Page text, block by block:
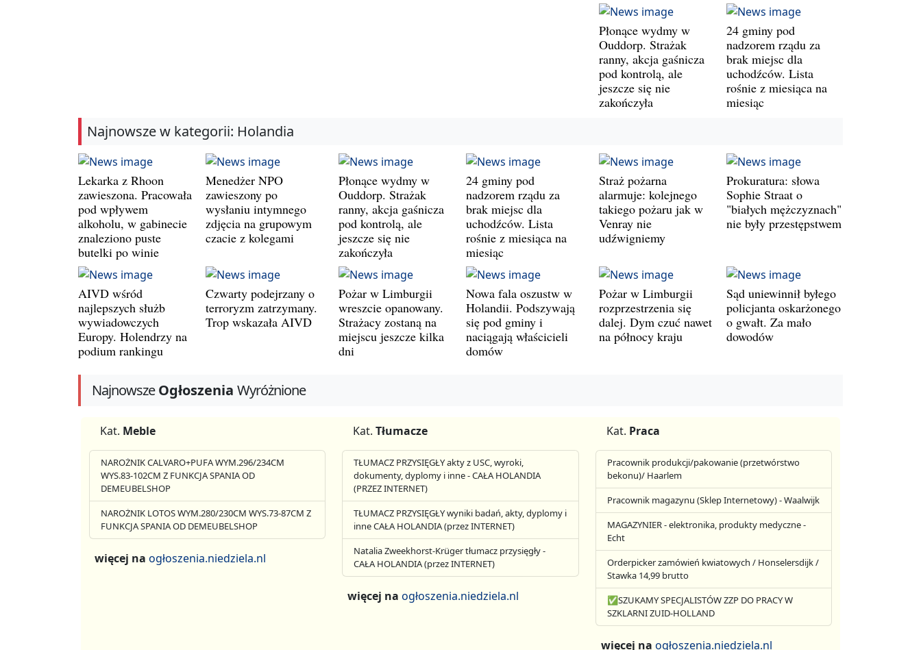
Płonące wydmy w
Ouddorp. Strażak
ranny, akcja gaśnicza
pod kontrolą, ale
jeszcze się nie
zakończyła
24 gminy pod
nadzorem rządu za
brak miejsc dla
uchodźców. Lista
rośnie z miesiąca na
miesiąc
Najnowsze w kategorii: Holandia
Lekarka z Rhoon
zawieszona. Pracowała
pod wpływem
alkoholu, w gabinecie
znaleziono puste
butelki po winie
Menedżer NPO
zawieszony po
wysłaniu intymnego
zdjęcia na grupowym
czacie z kolegami
Płonące wydmy w
Ouddorp. Strażak
ranny, akcja gaśnicza
pod kontrolą, ale
jeszcze się nie
zakończyła
24 gminy pod
nadzorem rządu za
brak miejsc dla
uchodźców. Lista
rośnie z miesiąca na
miesiąc
Straż pożarna
alarmuje: kolejnego
takiego pożaru jak w
Venray nie
udźwigniemy
Prokuratura: słowa
Sophie Straat o
"białych mężczyznach"
nie były przestępstwem
AIVD wśród
najlepszych służb
wywiadowczych
Europy. Holendrzy na
podium rankingu
Czwarty podejrzany o
terroryzm zatrzymany.
Trop wskazała AIVD
Pożar w Limburgii
wreszcie opanowany.
Strażacy zostaną na
miejscu jeszcze kilka
dni
Nowa fala oszustw w
Holandii. Podszywają
się pod gminy i
naciągają właścicieli
domów
Pożar w Limburgii
rozprzestrzenia się
dalej. Dym czuć nawet
na północy kraju
Sąd uniewinnił byłego
policjanta oskarżonego
o gwałt. Za mało
dowodów
NajnowszeOgłoszenia Wyróżnione
Kat. Meble
NAROŻNIK CALVARO+PUFA WYM.296/234CM
WYS.83-102CM Z FUNKCJA SPANIA OD
DEMEUBELSHOP
NAROŻNIK LOTOS WYM.280/230CM WYS.73-87CM Z
FUNKCJA SPANIA OD DEMEUBELSHOP
więcej na ogłoszenia.niedziela.nl
Kat. Tłumacze
TŁUMACZ PRZYSIĘGŁY akty z USC, wyroki,
dokumenty, dyplomy i inne - CAŁA HOLANDIA
(PRZEZ INTERNET)
TŁUMACZ PRZYSIĘGŁY wyniki badań, akty, dyplomy i
inne CAŁA HOLANDIA (przez INTERNET)
Natalia Zweekhorst-Krüger tłumacz przysięgły -
CAŁA HOLANDIA (przez INTERNET)
więcej naogłoszenia.niedziela.nl
Kat. Praca
Pracownik produkcji/pakowanie (przetwórstwo
bekonu)/ Haarlem
Pracownik magazynu (Sklep Internetowy) - Waalwijk
MAGAZYNIER - elektronika, produkty medyczne -
Echt
Orderpicker zamówień kwiatowych / Honselersdijk /
Stawka 14,99 brutto
✅SZUKAMY SPECJALISTÓW ZZP DO PRACY W
SZKLARNI ZUID-HOLLAND
więcej na ogłoszenia.niedziela.nl